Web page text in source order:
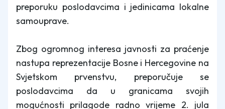
preporuku poslodavcima i jedinicama lokalne
samouprave.
Zbog ogromnog interesa javnosti za praćenje
nastupa reprezentacije Bosne i Hercegovine na
Svjetskom prvenstvu, preporučuje se
poslodavcima da u granicama svojih
mogućnosti prilagode radno vrijeme 2. jula